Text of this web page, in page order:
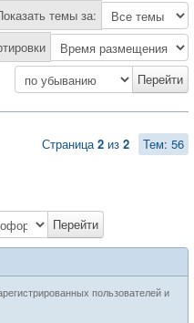
темы за:
Тем: 56
Страница2 из 2
Перейти
пользователей и